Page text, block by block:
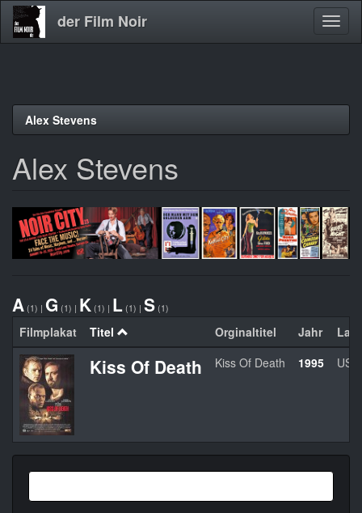
Direkt
der Film Noir
Alex Stevens
Alex Stevens
A (1) | G (1) | K (1) | L (1) | S (1)
Filmplakat Titel Orginaltitel Jahr
Kiss Of Death Kiss Of Death 1995 USA